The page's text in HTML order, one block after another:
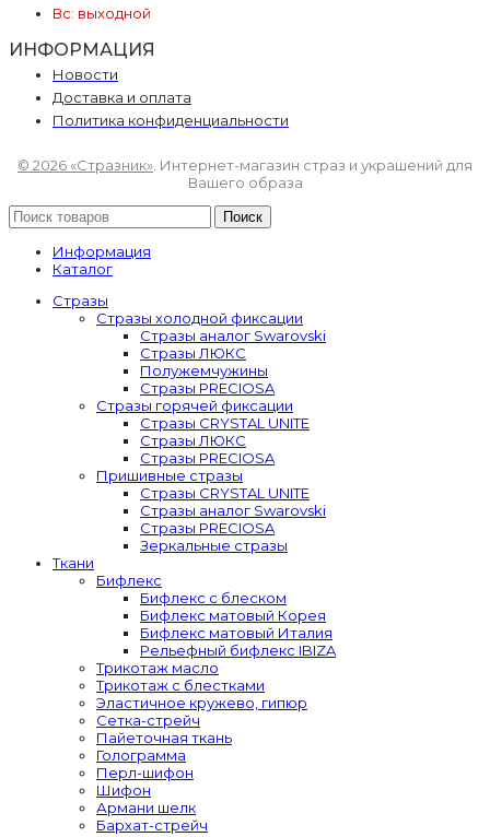
Вс: выходной
ИНФОРМАЦИЯ
Новости
Доставка и оплата
Политика конфиденциальности
© 2026 «Стразник» . Интернет-магазин страз и украшений для
Вашего образа
Поиск
Информация
Каталог
Стразы
Стразы холодной фиксации
Стразы аналог Swarovski
Стразы ЛЮКС
Полужемчужины
Стразы PRECIOSA
Стразы горячей фиксации
Стразы CRYSTAL UNITE
Стразы ЛЮКС
Стразы PRECIOSA
Пришивные стразы
Стразы CRYSTAL UNITE
Стразы аналог Swarovski
Стразы PRECIOSA
Зеркальные стразы
Ткани
Бифлекс
Бифлекс с блеском
Бифлекс матовый Корея
Бифлекс матовый Италия
Рельефный бифлекс IBIZA
Трикотаж масло
Трикотаж с блестками
Эластичное кружево, гипюр
Сетка-стрейч
Пайеточная ткань
Голограмма
Перл-шифон
Шифон
Армани шелк
Бархат-стрейч